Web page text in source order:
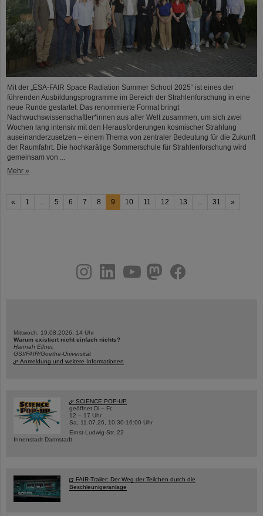
Mit der „ESA-FAIR Space Radiation Summer School 2025“ ist eines der
führenden Ausbildungsprogramme im Bereich der Strahlenforschung in eine
neue Runde gestartet. Das renommierte Format bringt
Nachwuchswissenschaftler*innen aus aller Welt zusammen, um sich zwei
Wochen lang intensiv mit den Herausforderungen kosmischer Strahlung
auseinanderzusetzen – einem Thema von zentraler Bedeutung für die Zukunft
der Raumfahrt. Die hochkarätige Sommerschule für Strahlenforschung wird
gemeinsam von ...
Mehr »
« 1 ... 5 6 7 8 9 10 11 12 13 ... 31 »
youtubehelmholtz.socialfacebook
Mittwoch, 19.08.2026, 14 Uhr
Warum existiert nicht einfach nichts?
Hannah Elfner,
GSI/FAIR/Goethe-Universität
Anmeldung und weitere Informationen
SCIENCE POP-UP
geöffnet Di – Fr,
12 – 17 Uhr
Sa, 11.07.26, 10:30-16:00 Uhr
Ernst-Ludwig-Str. 22
Innenstadt Darmstadt
FAIR-Trailer: Der Weg der Teilchen durch die
Beschleunigeranlage